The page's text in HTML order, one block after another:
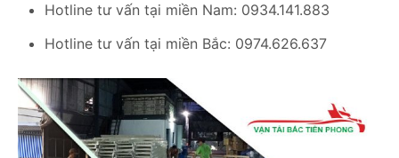
Hotline tư vấn tại miền Nam: 0934.141.883
Hotline tư vấn tại miền Bắc: 0974.626.637